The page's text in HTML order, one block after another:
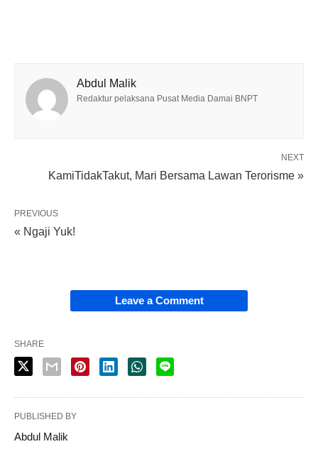
Abdul Malik
Redaktur pelaksana Pusat Media Damai BNPT
NEXT
KamiTidakTakut, Mari Bersama Lawan Terorisme »
PREVIOUS
« Ngaji Yuk!
Leave a Comment
SHARE
PUBLISHED BY
Abdul Malik